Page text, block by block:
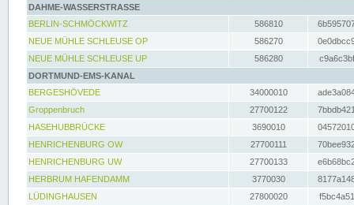
DAHME-WASSERSTRASSE
BERLIN-SCHMÖCKWITZ
586810
NEUE MÜHLE SCHLEUSE OP
586270
NEUE MÜHLE SCHLEUSE UP
586280
DORTMUND-EMS-KANAL
BERGESHÖVEDE
34000010
Groppenbruch
27700122
HASEHUBBRÜCKE
3690010
HENRICHENBURG OW
27700111
HENRICHENBURG UW
27700133
HERBRUM HAFENDAMM
3770030
LÜDINGHAUSEN
27800020